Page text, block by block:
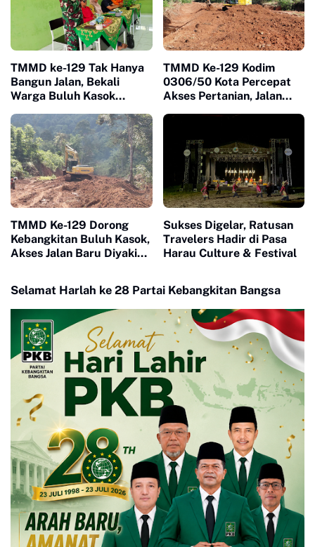
TMMD ke-129 Tak Hanya
Bangun Jalan, Bekali
Warga Buluh Kasok
Bencana
TMMD Ke-129 Kodim
0306/50 Kota Percepat
Akses Pertanian, Jalan
TMMD Ke-129 Dorong
Kebangkitan Buluh Kasok,
Akses Jalan Baru Diyakini
Sukses Digelar, Ratusan
Travelers Hadir di Pasa
Harau Culture & Festival
Selamat Harlah ke 28 Partai Kebangkitan Bangsa